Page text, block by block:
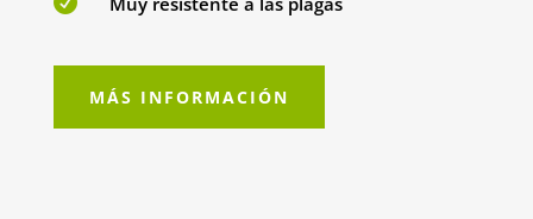
MÁS INFORMACIÓN